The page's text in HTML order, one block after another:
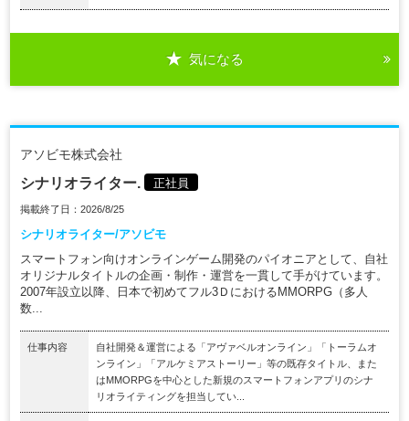
気になる
アソビモ株式会社
シナリオライター. 正社員
掲載終了日：2026/8/25
シナリオライター/アソビモ
スマートフォン向けオンラインゲーム開発のパイオニアとして、自社
オリジナルタイトルの企画・制作・運営を一貫して手がけています。
2007年設立以降、日本で初めてフル3ＤにおけるMMORPG（多人
数...
仕事内容
自社開発＆運営による「アヴァベルオンライン」「トーラムオ
ンライン」「アルケミアストーリー」等の既存タイトル、また
はMMORPGを中心とした新規のスマートフォンアプリのシナ
リオライティングを担当してい...